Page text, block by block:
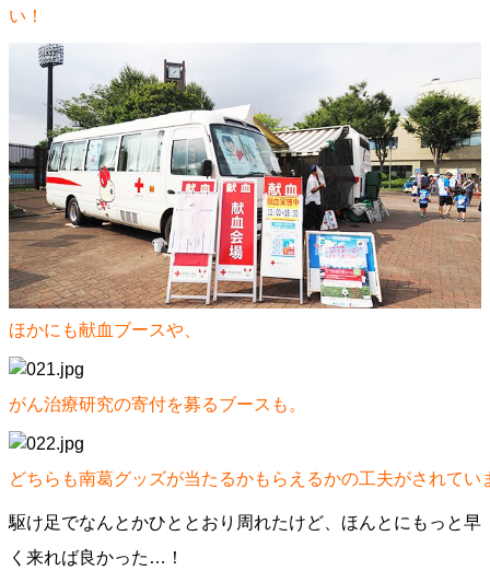
い！
ほかにも献血ブースや、
がん治療研究の寄付を募るブースも。
どちらも南葛グッズが当たるかもらえるかの工夫がされてい
駆け足でなんとかひととおり周れたけど、ほんとにもっと早
く来れば良かった…！